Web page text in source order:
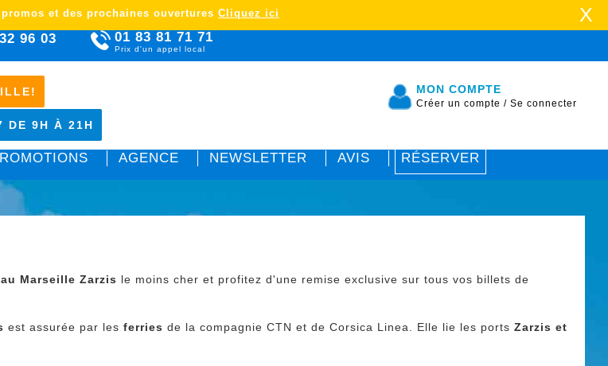
96 03 01 83 81 71 71
Prix d'un appel local
DE 9H À 21H
MON COMPTE
Créer un compte / Se connecter
AGENCE NEWSLETTER AVIS RÉSERVER
et des prochaines ouvertures Cliquez ici X
Marseille Zarzis le moins cher et profitez d'une remise exclusive sur tous vos billets de
est assurée par lesferries de la compagnie CTN et de Corsica Linea. Elle lie les portsZarzis et